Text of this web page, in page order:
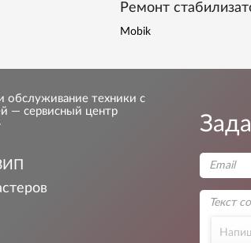
Ремонт
Mobik
обслуживание техники с
— сервисный центр